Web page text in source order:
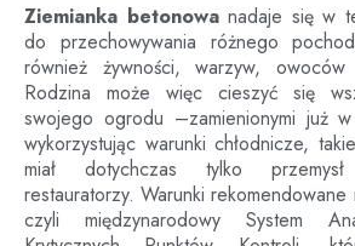
Ziemianka betonowanadaje się w
do przechowywania różnego
również żywności, warzyw,
Rodzina może więc cieszyć się
swojego ogrodu –zamienionymi już
wykorzystując warunki chłodnicze,
miał dotychczas tylko
restauratorzy. Warunki
czyli międzynarodowy System